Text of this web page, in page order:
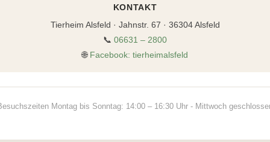
KONTAKT
Tierheim Alsfeld · Jahnstr. 67 · 36304 Alsfeld
📞 06631 – 2800
🌐 Facebook: tierheimalsfeld
Montag bis Sonntag: 14:00 – 16:30 Uhr - Mittwoch